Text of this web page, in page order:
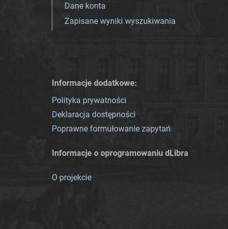
Dane konta
Zapisane wyniki wyszukiwania
Informacje dodatkowe:
Polityka prywatności
Deklaracja dostępności
Poprawne formułowanie zapytań
Informacje o oprogramowaniu dLibra
O projekcie